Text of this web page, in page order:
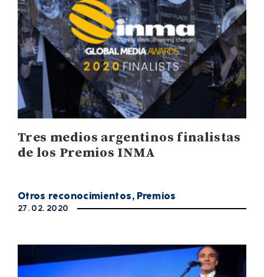
Tres medios argentinos finalistas
de los Premios INMA
Otros reconocimientos, Premios
27. 02. 2020